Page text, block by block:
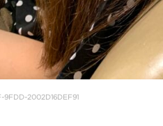
2002D16DEF91